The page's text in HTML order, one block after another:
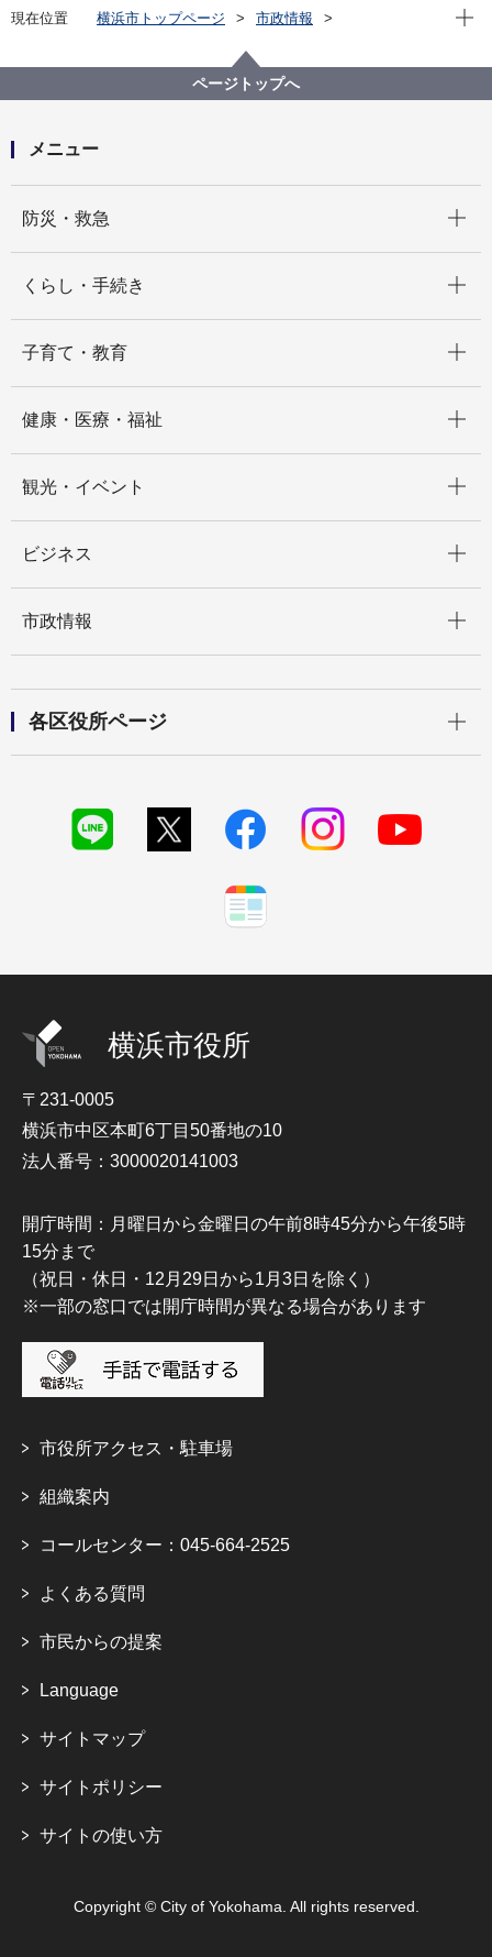
現在位置 横浜市トップページ
市政情報
記者発表 2024年度
国登録有形文化財（建造物）に係る答申について
現在
ページトップへ
メニュー
防災・救急
くらし・手続き
子育て・教育
健康・医療・福祉
観光・イベント
ビジネス
市政情報
各区役所ページ
横浜市役所
〒231-0005
横浜市中区本町6丁目50番地の10
法人番号：3000020141003
開庁時間：月曜日から金曜日の午前8時45分から午後5時
15分まで
（祝日・休日・12月29日から1月3日を除く）
※一部の窓口では開庁時間が異なる場合があります
市役所アクセス・駐車場
組織案内
コールセンター：045-664-2525
よくある質問
市民からの提案
Language
サイトマップ
サイトポリシー
サイトの使い方
Copyright © City of Yokohama. All rights reserved.